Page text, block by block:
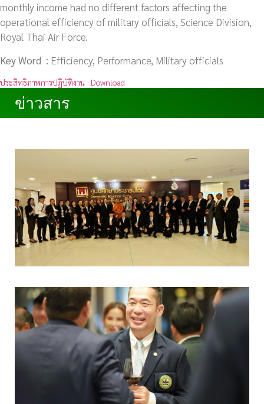
monthly income had no different factors affecting the
operational efficiency of military officials, Science Division,
Royal Thai Air Force.
Key Word : Efficiency, Performance, Military officials
ประสิทธิภาพการปฏิบัติงาน Download
ข่าวสาร